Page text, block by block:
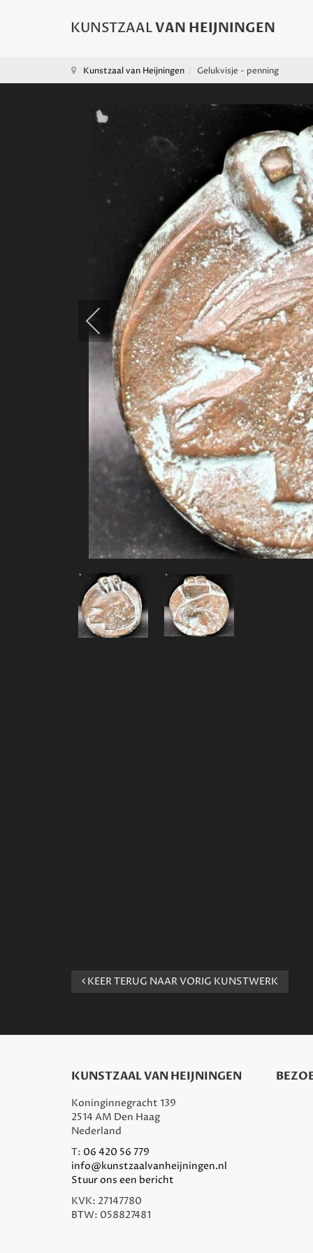
Kunstzaal van Heijningen Gelukvisje - penning
KEER TERUG NAAR VORIG KUNSTWERK
KUNSTZAAL VAN HEIJNINGEN
Koninginnegracht 139
2514 AM Den Haag
Nederland
T: 06 420 56 779
info@kunstzaalvanheijningen.nl
Stuur ons een bericht
KVK: 27147780
BTW: 058827481